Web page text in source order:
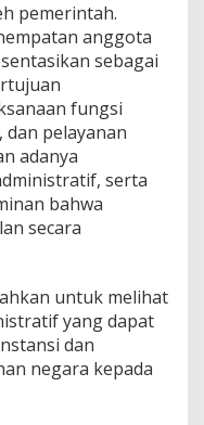
pemerintah.
anggota
sebagai
fungsi
pelayanan
adanya
serta
bahwa
secara
untuk melihat
yang dapat
dan
negara kepada